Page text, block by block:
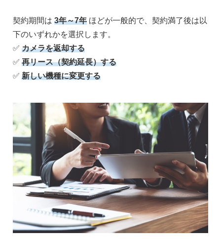
契約期間は3年～7年 ほどが一般的で、契約満了後は以
下のいずれかを選択します。
✅カメラを返却する
✅再リース（契約延長）する
✅新しい機種に変更する